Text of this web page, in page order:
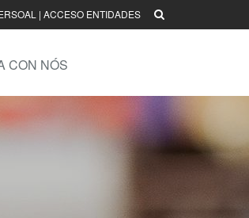
| ACCESO ENTIDADES
CON NÓS